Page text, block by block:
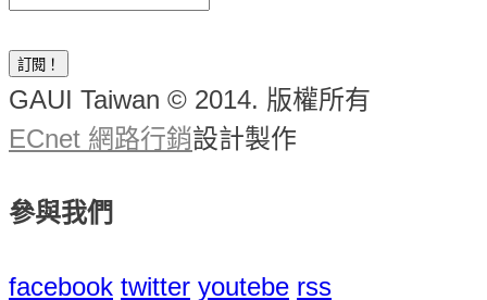
GAUI Taiwan © 2014. 版權所有
ECnet 網路行銷設計製作
參與我們
facebook twitter youtebe rss